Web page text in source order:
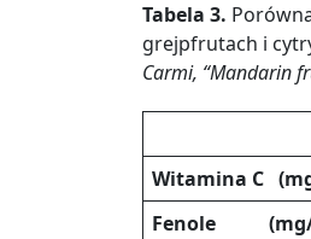
Tabela 3.
grejpfrutach i
Carmi, “Mandarin
Witamina C
Fenole (mg/